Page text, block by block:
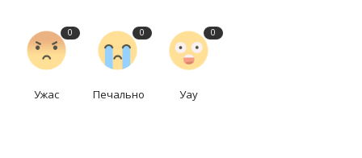
0
Ужас
0
Печально
0
Уау